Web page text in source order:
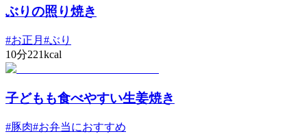
ぶりの照り焼き
#お正月 #ぶり
10分221kcal
子どもも食べやすい生姜焼き
#豚肉#お弁当におすすめ